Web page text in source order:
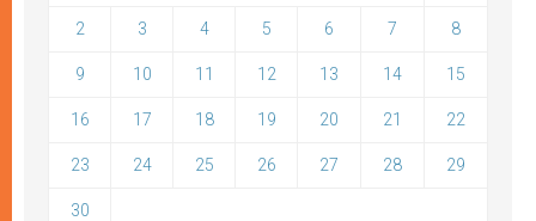
2 3 4 5 6 7 8
9 10 11 12 13 14 15
16 17 18 19 20 21 22
23 24 25 26 27 28 29
30